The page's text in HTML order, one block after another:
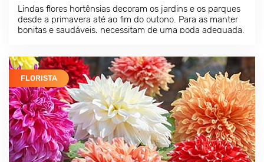
Lindas flores hortênsias decoram os jardins e os parques
desde a primavera até ao fim do outono. Para as manter
bonitas e saudáveis, necessitam de uma poda adequada.
FLORISTA